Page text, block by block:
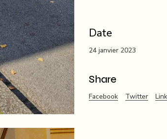
Date
24 janvier 2023
Share
Facebook Twitter